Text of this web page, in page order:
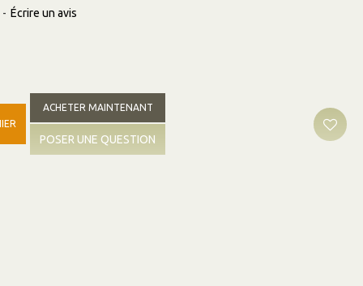
- Écrire un avis
ACHETER MAINTENANT
POSER UNE QUESTION